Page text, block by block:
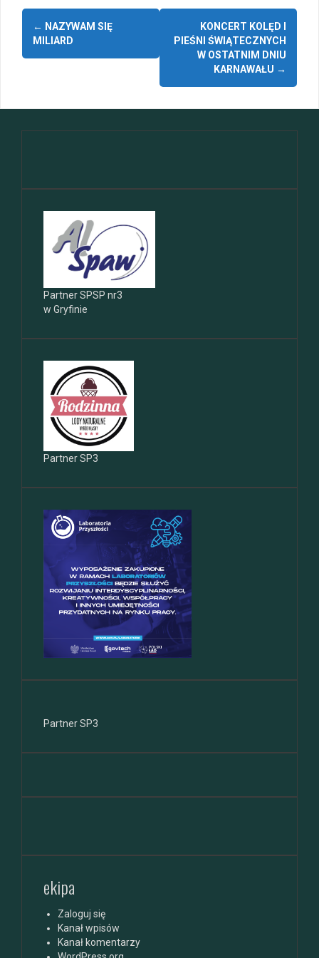
Zakończenie roku – autobusy szkolne
Wycieczka klasy 3b i 3d do Zieleniewa i Kołobrzegu
„Ostatni zamek „
🌊🏰 Wycieczka do Trójmiasta i Malborka 🏰🌊
Ósme miejsce w województwie i brązowy medal indywidualnie!
Zobacz
wpisy
← NAZYWAM SIĘ
MILIARD
KONCERT KOLĘD I
PIEŚNI ŚWIĄTECZNYCH
W OSTATNIM DNIU
KARNAWAŁU →
Partner SPSP nr3
w Gryfinie
Partner SP3
Partner SP3
ekipa
Zaloguj się
Kanał wpisów
Kanał komentarzy